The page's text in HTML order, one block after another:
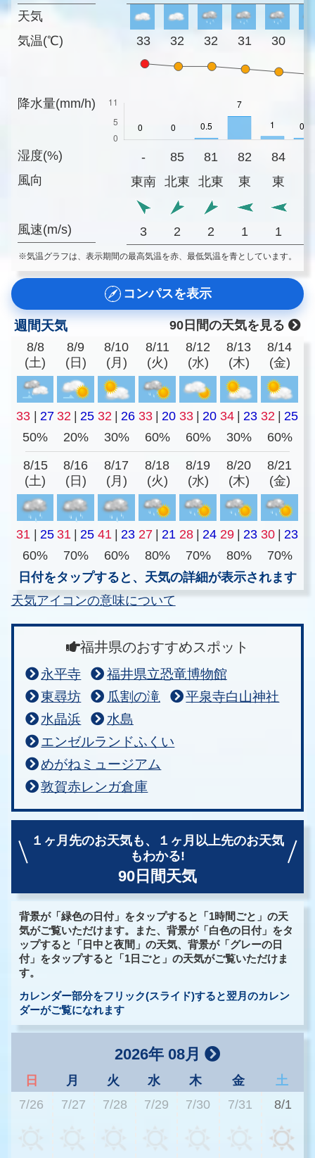
天気
気温(℃)
降水量(mm/h)
湿度(%)
風向
風速(m/s)
33 32 32 31 30
- 85 81 82 84
東南
北東 北東 東 東
3 2 2 1 1
※気温グラフは、表示期間の最高気温を赤、最低気温を青としています。
コンパスを表示
週間天気
90日間の天気を見る
8/8
(土)
8/9
(日)
8/10
(月)
8/11
(火)
8/12
(水)
8/13
(木)
8/14
(金)
33 27 32 25 32 26 33 20 33 20 34 23 32
25
50%
20% 30% 60% 60% 30% 60%
8/15
(土)
8/16
(日)
8/17
(月)
8/18
(火)
8/19
(水)
8/20
(木)
8/21
(金)
31 25 31 25 41 23 27 21 28 24 29 23 30
23
60%
70% 60% 80% 70% 80%
70%
日付をタップすると、天気の詳細が表示されます
天気アイコンの意味について
福井県のおすすめスポット
永平寺
福井県立恐竜博物館
東尋坊
瓜割の滝
平泉寺白山神社
水晶浜
水島
エンゼルランドふくい
めがねミュージアム
敦賀赤レンガ倉庫
１ヶ月先のお天気も、
１ヶ月以上先のお天気
もわかる!
90日間天気
背景が「緑色の日付」をタップすると「1時間ごと」の天
気がご覧いただけます。また、背景が「白色の日付」をタ
ップすると「日中と夜間」の天気、背景が「グレーの日
付」をタップすると「1日ごと」の天気がご覧いただけま
す。
カレンダー部分をフリック(スライド)すると翌月のカレン
ダーがご覧になれます
2026年 08月
日 月 火 水 木 金
土
7/26
7/27 7/28 7/29 7/30 7/31 8/1